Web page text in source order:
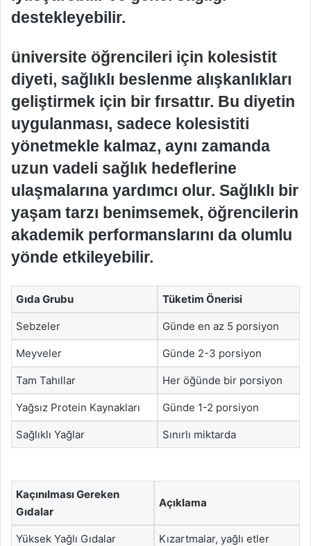
destekleyebilir.
üniversite öğrencileri için kolesistit
diyeti, sağlıklı beslenme alışkanlıkları
geliştirmek için bir fırsattır. Bu diyetin
uygulanması, sadece kolesistiti
yönetmekle kalmaz, aynı zamanda
uzun vadeli sağlık hedeflerine
ulaşmalarına yardımcı olur. Sağlıklı bir
yaşam tarzı benimsemek, öğrencilerin
akademik performanslarını da olumlu
yönde etkileyebilir.
Gıda Grubu Tüketim Önerisi
Sebzeler Günde en az 5 porsiyon
Meyveler Günde 2-3 porsiyon
Tam Tahıllar Her öğünde bir porsiyon
Yağsız Protein Kaynakları Günde 1-2 porsiyon
Sağlıklı Yağlar Sınırlı miktarda
Kaçınılması Gereken
Gıdalar
Açıklama
Yüksek Yağlı Gıdalar Kızartmalar, yağlı etler